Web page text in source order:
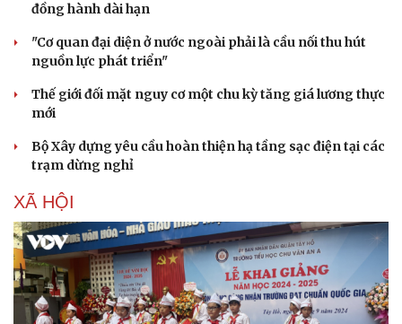
đồng hành dài hạn
"Cơ quan đại diện ở nước ngoài phải là cầu nối thu hút
nguồn lực phát triển"
Thế giới đối mặt nguy cơ một chu kỳ tăng giá lương thực
mới
Bộ Xây dựng yêu cầu hoàn thiện hạ tầng sạc điện tại các
trạm dừng nghỉ
XÃ HỘI